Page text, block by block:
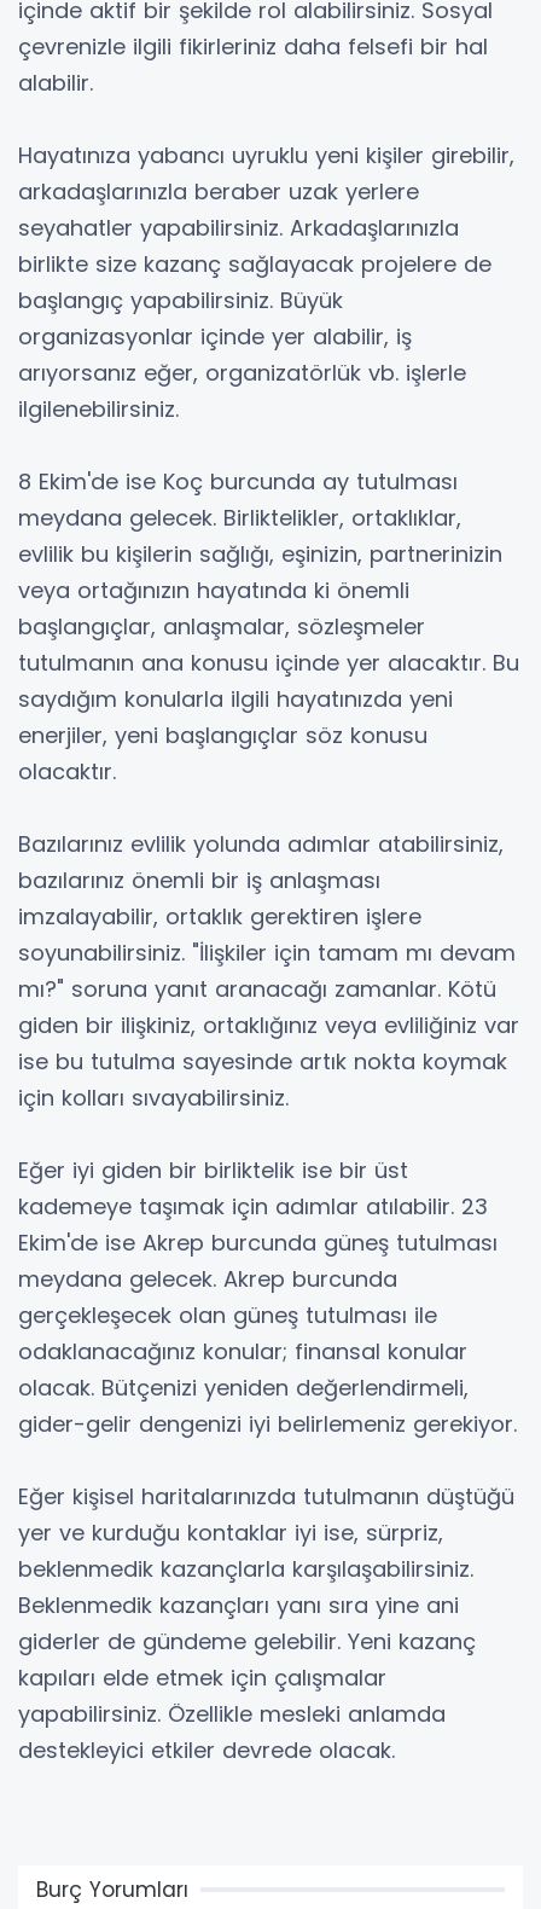
içinde aktif bir şekilde rol alabilirsiniz. Sosyal
çevrenizle ilgili fikirleriniz daha felsefi bir hal
alabilir.
Hayatınıza yabancı uyruklu yeni kişiler girebilir,
arkadaşlarınızla beraber uzak yerlere
seyahatler yapabilirsiniz. Arkadaşlarınızla
birlikte size kazanç sağlayacak projelere de
başlangıç yapabilirsiniz. Büyük
organizasyonlar içinde yer alabilir, iş
arıyorsanız eğer, organizatörlük vb. işlerle
ilgilenebilirsiniz.
8 Ekim'de ise Koç burcunda ay tutulması
meydana gelecek. Birliktelikler, ortaklıklar,
evlilik bu kişilerin sağlığı, eşinizin, partnerinizin
veya ortağınızın hayatında ki önemli
başlangıçlar, anlaşmalar, sözleşmeler
tutulmanın ana konusu içinde yer alacaktır. Bu
saydığım konularla ilgili hayatınızda yeni
enerjiler, yeni başlangıçlar söz konusu
olacaktır.
Bazılarınız evlilik yolunda adımlar atabilirsiniz,
bazılarınız önemli bir iş anlaşması
imzalayabilir, ortaklık gerektiren işlere
soyunabilirsiniz. "İlişkiler için tamam mı devam
mı?" soruna yanıt aranacağı zamanlar. Kötü
giden bir ilişkiniz, ortaklığınız veya evliliğiniz var
ise bu tutulma sayesinde artık nokta koymak
için kolları sıvayabilirsiniz.
Eğer iyi giden bir birliktelik ise bir üst
kademeye taşımak için adımlar atılabilir. 23
Ekim'de ise Akrep burcunda güneş tutulması
meydana gelecek. Akrep burcunda
gerçekleşecek olan güneş tutulması ile
odaklanacağınız konular; finansal konular
olacak. Bütçenizi yeniden değerlendirmeli,
gider-gelir dengenizi iyi belirlemeniz gerekiyor.
Eğer kişisel haritalarınızda tutulmanın düştüğü
yer ve kurduğu kontaklar iyi ise, sürpriz,
beklenmedik kazançlarla karşılaşabilirsiniz.
Beklenmedik kazançları yanı sıra yine ani
giderler de gündeme gelebilir. Yeni kazanç
kapıları elde etmek için çalışmalar
yapabilirsiniz. Özellikle mesleki anlamda
destekleyici etkiler devrede olacak.
Burç Yorumları